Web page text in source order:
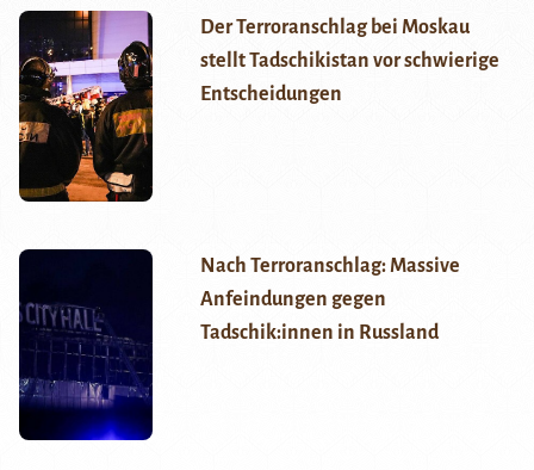
Der Terroranschlag bei Moskau
stellt Tadschikistan vor schwierige
Entscheidungen
Nach Terroranschlag: Massive
Anfeindungen gegen
Tadschik:innen in Russland